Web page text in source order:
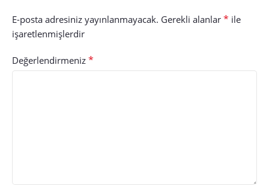
E-posta adresiniz yayınlanmayacak. Gerekli alanlar * ile
işaretlenmişlerdir
Değerlendirmeniz *